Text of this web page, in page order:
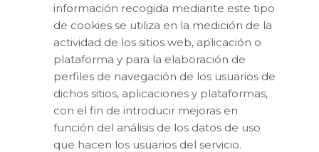
información recogida mediante este tipo
de cookies se utiliza en la medición de la
actividad de los sitios web, aplicación o
plataforma y para la elaboración de
perfiles de navegación de los usuarios de
dichos sitios, aplicaciones y plataformas,
con el fin de introducir mejoras en
función del análisis de los datos de uso
que hacen los usuarios del servicio.